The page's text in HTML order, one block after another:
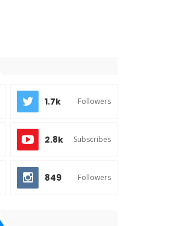
1.7k Followers
2.8k Subscribes
849 Followers